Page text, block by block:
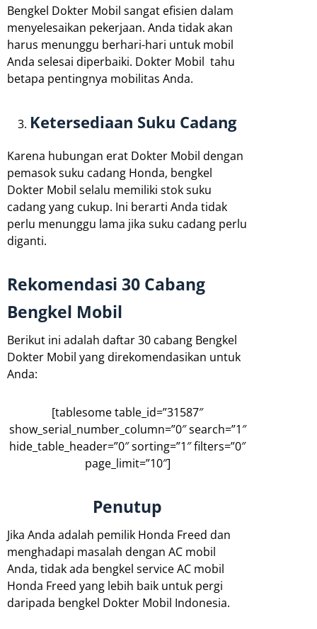
Bengkel Dokter Mobil sangat efisien dalam
menyelesaikan pekerjaan. Anda tidak akan
harus menunggu berhari-hari untuk mobil
Anda selesai diperbaiki. Dokter Mobil tahu
betapa pentingnya mobilitas Anda.
Ketersediaan Suku Cadang
Karena hubungan erat Dokter Mobil dengan
pemasok suku cadang Honda, bengkel
Dokter Mobil selalu memiliki stok suku
cadang yang cukup. Ini berarti Anda tidak
perlu menunggu lama jika suku cadang perlu
diganti.
Rekomendasi 30 Cabang
Bengkel Mobil
Berikut ini adalah daftar 30 cabang Bengkel
Dokter Mobil yang direkomendasikan untuk
Anda:
[tablesome table_id=”31587″
show_serial_number_column=”0″ search=”1″
hide_table_header=”0″ sorting=”1″ filters=”0″
page_limit=”10″]
Penutup
Jika Anda adalah pemilik Honda Freed dan
menghadapi masalah dengan AC mobil
Anda, tidak ada bengkel service AC mobil
Honda Freed yang lebih baik untuk pergi
daripada bengkel Dokter Mobil Indonesia.